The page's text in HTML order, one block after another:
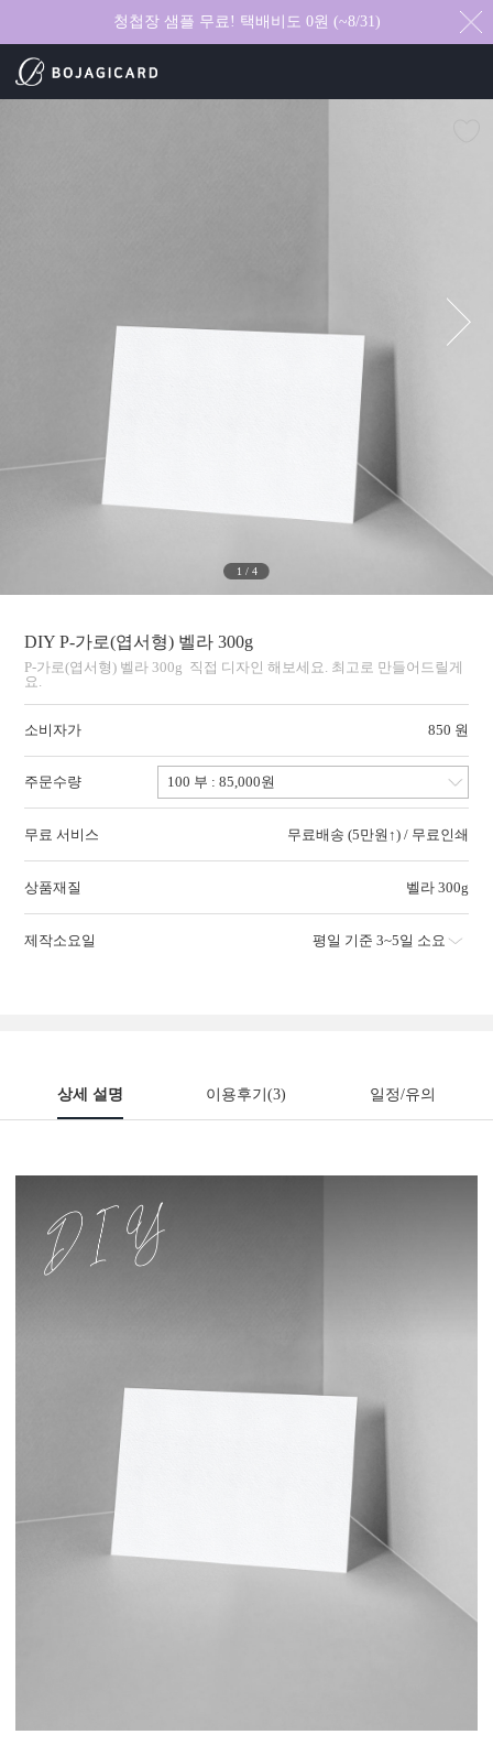
청첩장 샘플 무료! 택배비도 0원 (~8/31)
1 / 4
DIY P-가로(엽서형) 벨라 300g
P-가로(엽서형) 벨라 300g 직접 디자인 해보세요. 최고로 만들어드릴게
요.
소비자가 850 원
주문수량
무료 서비스 무료배송 (5만원↑) / 무료인쇄
상품재질 벨라 300g
제작소요일 평일 기준 3~5일 소요
상세 설명 이용후기(3) 일정/유의